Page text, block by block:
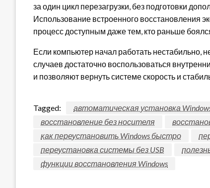
за один цикл перезагрузки, без подготовки
Использование встроенного восстановления
процесс доступным даже тем, кто раньше
Если компьютер начал работать нестабильно,
случаев достаточно воспользоваться
и позволяют вернуть системе скорость и
Tagged: автоматическая установка
восстановление без носителя
как переустановить Windows быстро
переустановка системы без USB
функции восстановления Windows